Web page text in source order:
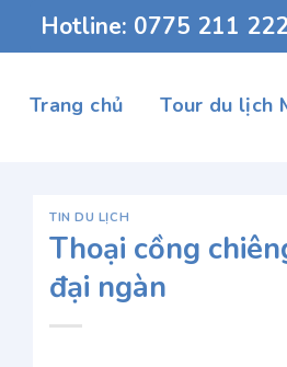
Chuyển
dung
Hotline: 0775 211
Trang chủ Tour du lịch
TIN DU LỊCH
Thoại cồng
đại ngàn